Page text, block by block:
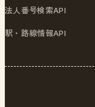
法人番号検索API
駅・路線情報API